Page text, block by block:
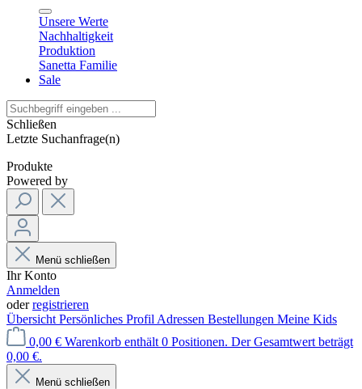
Unsere Werte
Nachhaltigkeit
Produktion
Sanetta Familie
Sale
Schließen
Letzte Suchanfrage(n)
Produkte
Powered by
Menü schließen
Ihr Konto
Anmelden
oderregistrieren
Übersicht Persönliches Profil Adressen Bestellungen Meine Kids
0,00 € Warenkorb enthält 0 Positionen. Der Gesamtwert beträgt
0,00 €.
Menü schließen